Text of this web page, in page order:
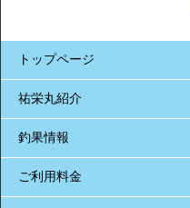
トップページ
祐栄丸紹介
釣果情報
ご利用料金